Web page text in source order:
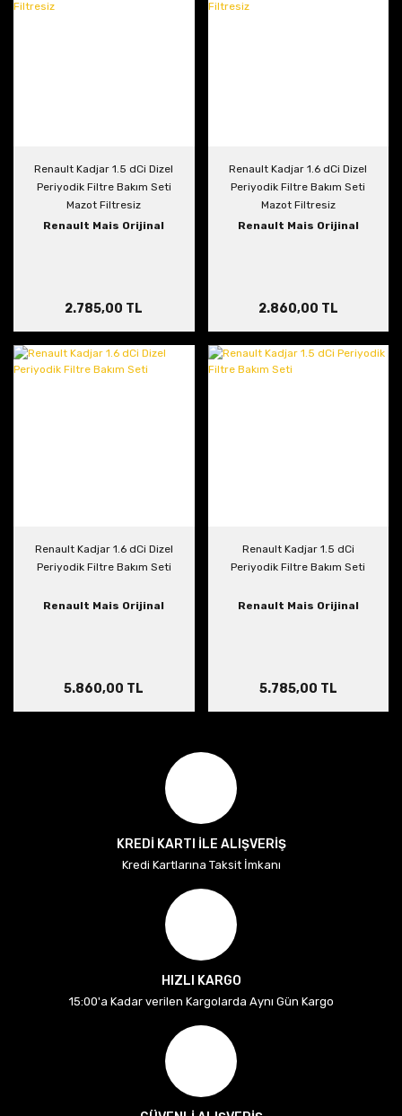
Renault Kadjar 1.5 dCi Dizel
Periyodik Filtre Bakım Seti
Mazot Filtresiz
Renault Mais Orijinal
2.785,00 TL
Renault Kadjar 1.6 dCi Dizel
Periyodik Filtre Bakım Seti
Mazot Filtresiz
Renault Mais Orijinal
2.860,00 TL
Renault Kadjar 1.6 dCi Dizel
Periyodik Filtre Bakım Seti
Renault Mais Orijinal
5.860,00 TL
Renault Kadjar 1.5 dCi
Periyodik Filtre Bakım Seti
Renault Mais Orijinal
5.785,00 TL
KREDİ KARTI İLE ALIŞVERİŞ
Kredi Kartlarına Taksit İmkanı
HIZLI KARGO
15:00'a Kadar verilen Kargolarda Aynı Gün Kargo